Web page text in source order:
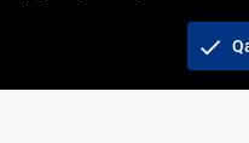
+998 71
check